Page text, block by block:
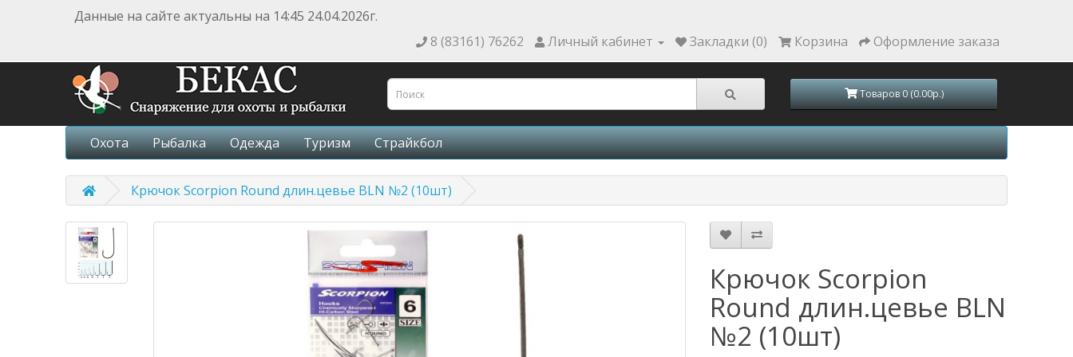
Данные на сайте актуальны на 14:45 24.04.2026г.
8 (83161) 76262
Личный кабинет Закладки (0) Корзина Оформление заказа
Товаров 0 (0.00р.)
Охота Рыбалка Одежда Туризм Страйкбол
Крючок Scorpion Round длин.цевье BLN №2 (10шт)
Крючок Scorpion
Round длин.цевье BLN
№2 (10шт)